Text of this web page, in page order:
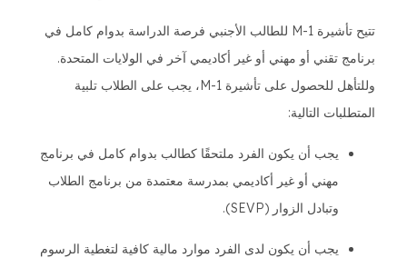
تتيح تأشيرة M-1 للطالب الأجنبي فرصة الدراسة بدوام كامل في
برنامج تقني أو مهني أو غير أكاديمي آخر في الولايات المتحدة.
وللتأهل للحصول على تأشيرة M-1، يجب على الطلاب تلبية
المتطلبات التالية:
يجب أن يكون الفرد ملتحقًا كطالب بدوام كامل في برنامج
مهني أو غير أكاديمي بمدرسة معتمدة من برنامج الطلاب
وتبادل الزوار (SEVP).
يجب أن يكون لدى الفرد موارد مالية كافية لتغطية الرسوم